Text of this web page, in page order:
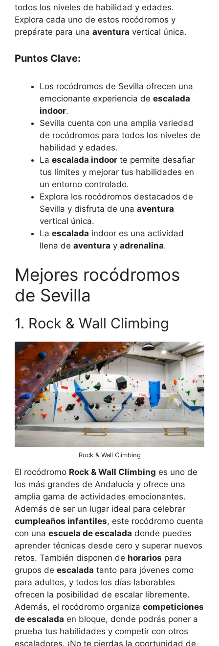
todos los niveles de habilidad y edades.
Explora cada uno de estos rocódromos y
prepárate para una aventura vertical única.
Puntos Clave:
Los rocódromos de Sevilla ofrecen una
emocionante experiencia de escalada
indoor.
Sevilla cuenta con una amplia variedad
de rocódromos para todos los niveles de
habilidad y edades.
La escalada indoor te permite desafiar
tus límites y mejorar tus habilidades en
un entorno controlado.
Explora los rocódromos destacados de
Sevilla y disfruta de una aventura
vertical única.
La escalada indoor es una actividad
llena de aventura y adrenalina.
Mejores rocódromos
de Sevilla
1. Rock & Wall Climbing
Rock & Wall Climbing
El rocódromo Rock & Wall Climbing es uno de
los más grandes de Andalucía y ofrece una
amplia gama de actividades emocionantes.
Además de ser un lugar ideal para celebrar
cumpleaños infantiles, este rocódromo cuenta
con una escuela de escalada donde puedes
aprender técnicas desde cero y superar nuevos
retos. También disponen de horarios para
grupos de escalada tanto para jóvenes como
para adultos, y todos los días laborables
ofrecen la posibilidad de escalar libremente.
Además, el rocódromo organiza competiciones
de escalada en bloque, donde podrás poner a
prueba tus habilidades y competir con otros
escaladores. ¡No te pierdas la oportunidad de